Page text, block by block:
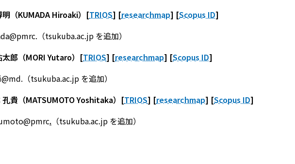
明（KUMADA Hiroaki）[TRIOS] [researchmap] [Scopus ID]
（tsukuba.ac.jp を追加）
太郎（MORI Yutaro）[TRIOS] [researchmap] [Scopus ID]
（tsukuba.ac.jp を追加）
孔貴（MATSUMOTO Yoshitaka）[TRIOS] [researchmap] [Scopus ID]
. （tsukuba.ac.jp を追加）